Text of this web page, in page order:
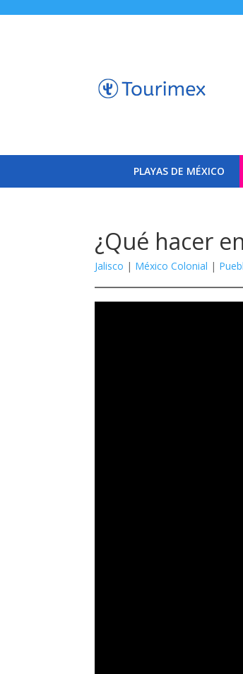
PLAYAS DE MÉXICO
¿Qué hacer
Jalisco | México Colonial |